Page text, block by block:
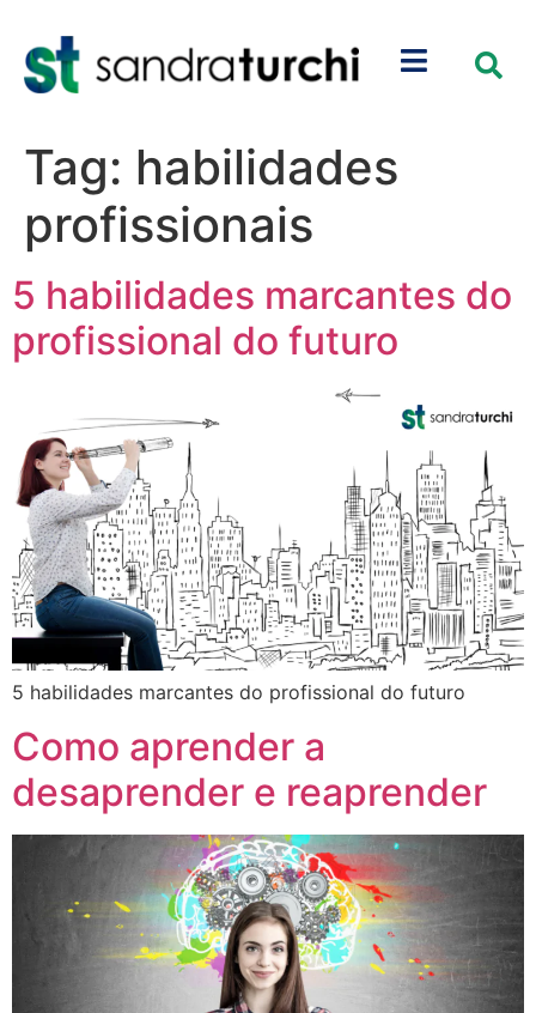
Tag: habilidades
profissionais
5 habilidades marcantes do
profissional do futuro
5 habilidades marcantes do profissional do futuro
Como aprender a
desaprender e reaprender